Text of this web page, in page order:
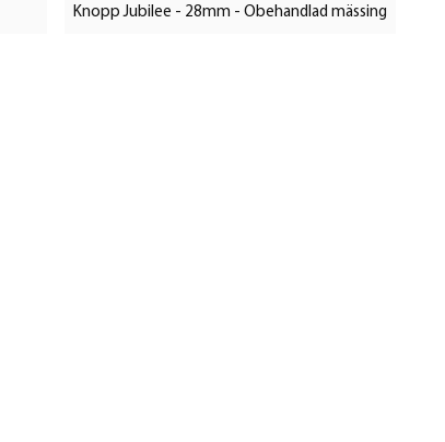
Knopp Jubilee - 28mm - Obehandlad mässing